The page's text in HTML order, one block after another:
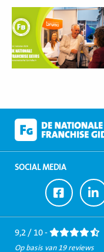
meer
SOCIAL MEDIA
Ga
naar
Facebook
Ga
9,2 / 10 -
Op basis van 19 reviews